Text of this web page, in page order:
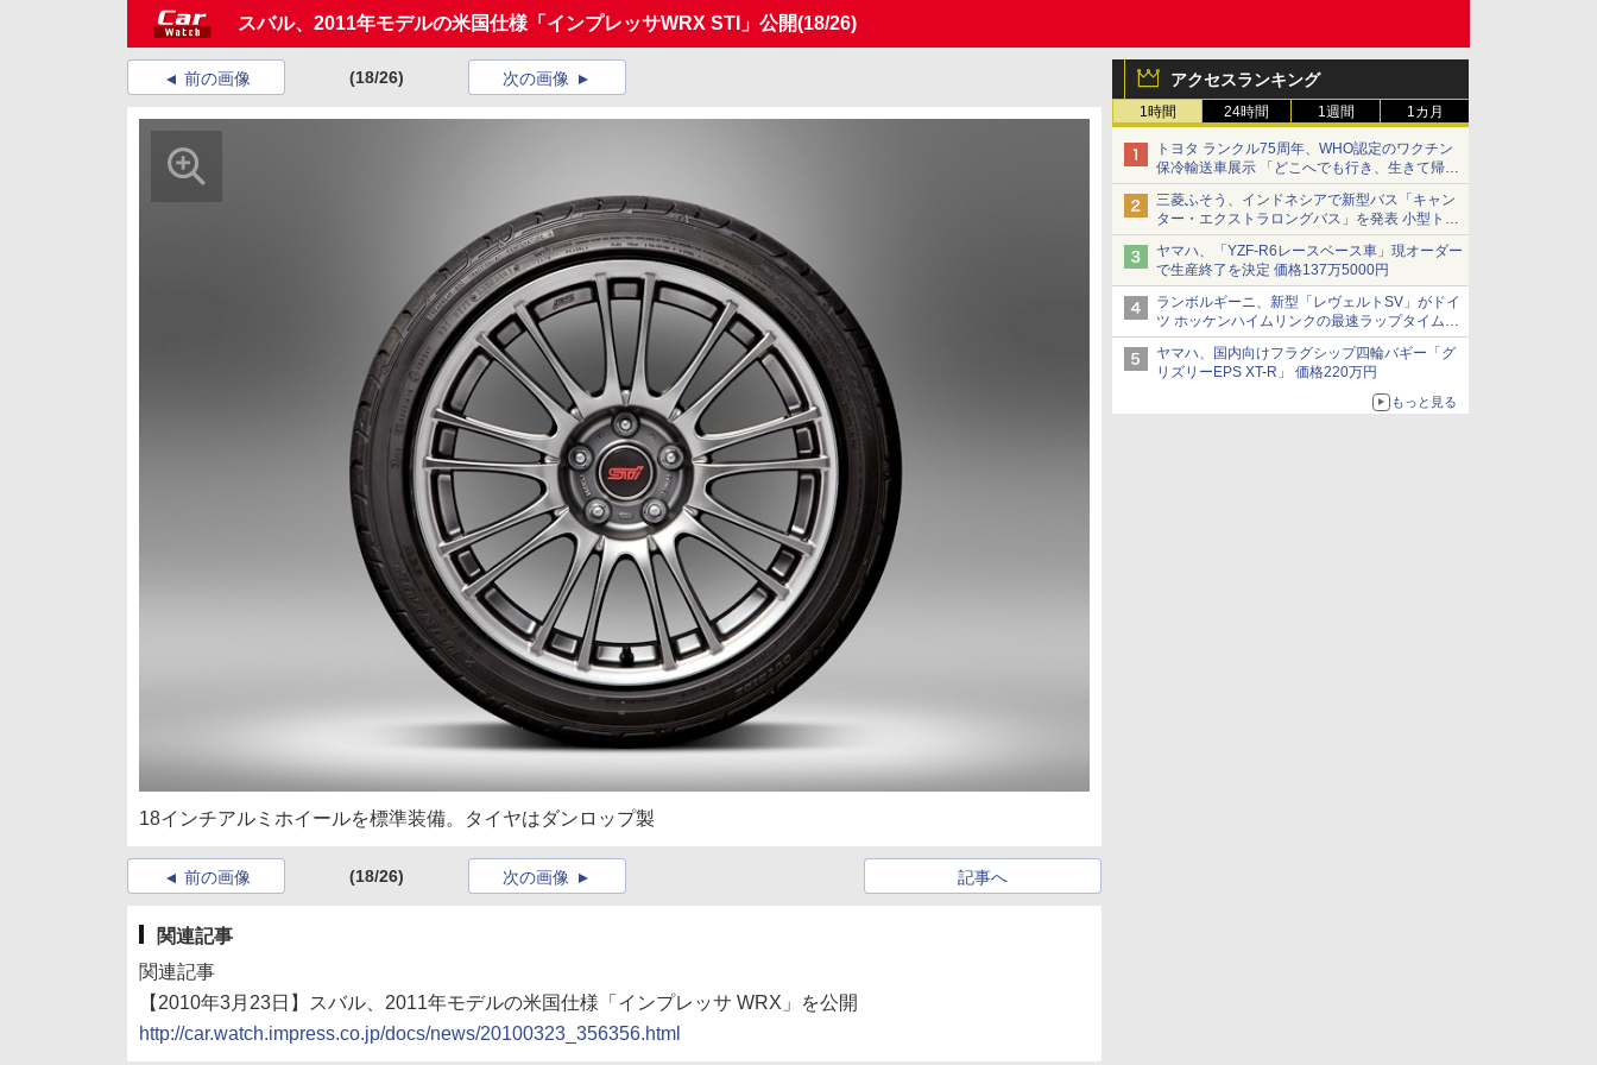
スバル、2011年モデルの米国仕様「インプレッサWRX STI」公開(18/26)
アクセスランキング
1時間 24時間 1週間 1カ月
トヨタ ランクル75周年、WHO認定のワクチン
保冷輸送車展示 「どこへでも行き、生きて帰っ
てこられる」ランドクルーザーで命をつなぐ
三菱ふそう、インドネシアで新型バス「キャン
ター・エクストラロングバス」を発表 小型トラ
ックベースの観光・旅客輸送向けバス
ヤマハ、「YZF-R6レースベース車」現オーダー
で生産終了を決定 価格137万5000円
ランボルギーニ、新型「レヴェルトSV」がドイ
ツ ホッケンハイムリンクの最速ラップタイムを
記録
ヤマハ、国内向けフラグシップ四輪バギー「グ
リズリーEPS XT-R」 価格220万円
もっと見る
前の画像 (18/26) 次の画像
18インチアルミホイールを標準装備。タイヤはダンロップ製
前の画像 (18/26) 記事へ
次の画像
関連記事
関連記事
【2010年3月23日】スバル、2011年モデルの米国仕様「インプレッサ WRX」を公開
http://car.watch.impress.co.jp/docs/news/20100323_356356.html